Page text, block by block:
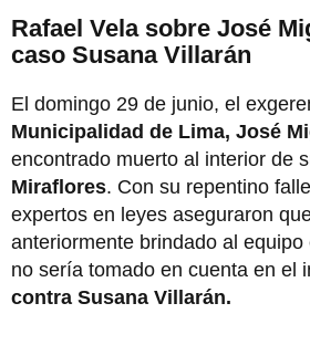
Rafael Vela sobre José
caso Susana Villarán
El domingo 29 de junio, el
Municipalidad de Lima, José
encontrado muerto al interior de
Miraflores. Con su repentino
expertos en leyes aseguraron
anteriormente brindado al
no sería tomado en cuenta en el
contra Susana Villarán.